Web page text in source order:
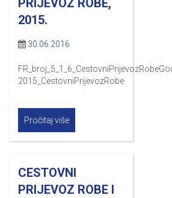
PRIJEVOZ ROBE,
2015.
30.06.2016
2015_CestovniPrijevozRobe
Pročitaj više
CESTOVNI
PRIJEVOZ ROBE I